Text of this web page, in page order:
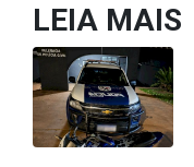
LEIA MAIS